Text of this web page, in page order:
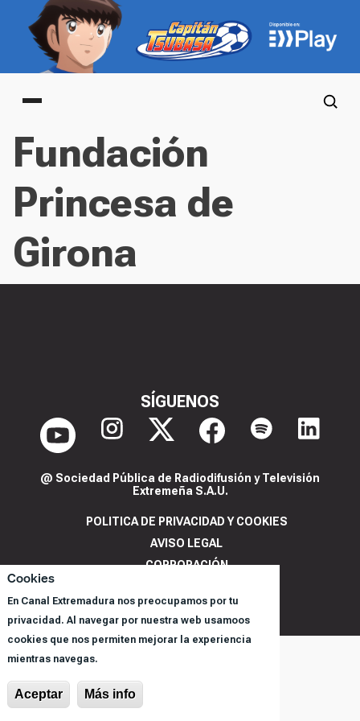
Cookies
En Canal Extremadura nos preocupamos por tu
privacidad. Al navegar por nuestra web usamoos
cookies que nos permiten mejorar la experiencia
mientras navegas.
Aceptar Más info
Main menu
Fundación
Princesa de
Girona
SÍGUENOS
@ Sociedad Pública de Radiodifusión y Televisión
Extremeña S.A.U.
POLITICA DE PRIVACIDAD Y COOKIES
AVISO LEGAL
CORPORACIÓN